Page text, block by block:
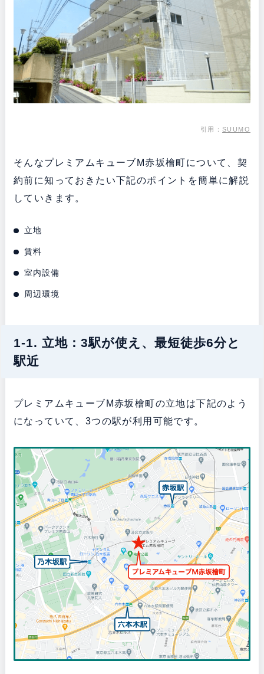
引用：SUUMO
そんなプレミアムキューブM赤坂檜町について、契
約前に知っておきたい下記のポイントを簡単に解説
していきます。
立地
賃料
室内設備
周辺環境
1-1. 立地：3駅が使え、最短徒歩6分と
駅近
プレミアムキューブM赤坂檜町の立地は下記のよう
になっていて、3つの駅が利用可能です。